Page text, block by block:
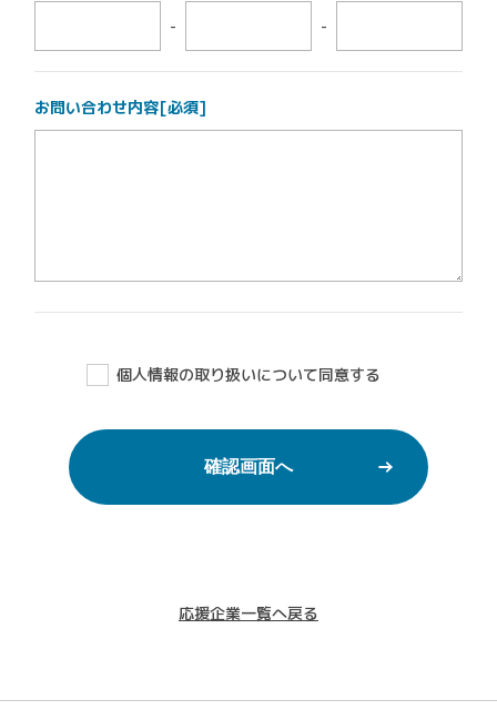
- -
お問い合わせ内容[必須]
個人情報の取り扱いについて同意する
応援企業一覧へ戻る